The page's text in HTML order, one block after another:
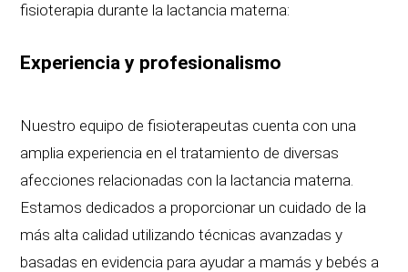
fisioterapia durante la lactancia materna:
Experiencia y profesionalismo
Nuestro equipo de fisioterapeutas cuenta con una
amplia experiencia en el tratamiento de diversas
afecciones relacionadas con la lactancia materna.
Estamos dedicados a proporcionar un cuidado de la
más alta calidad utilizando técnicas avanzadas y
basadas en evidencia para ayudar a mamás y bebés a